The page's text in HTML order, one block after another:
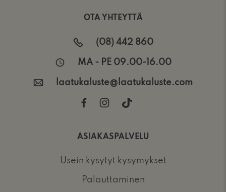
OTA YHTEYTTÄ
(08) 442 860
MA - PE 09.00-16.00
laatukaluste@laatukaluste.com
ASIAKASPALVELU
Usein kysytyt kysymykset
Palauttaminen